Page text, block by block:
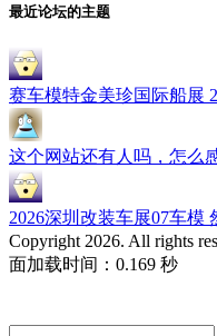
最近论坛的主题
赛车模特金美珍国际船展
这个网站还有人吗，怎么
2026深圳改装车展07车模
Copyright 2026. All rights
面加载时间：0.169 秒